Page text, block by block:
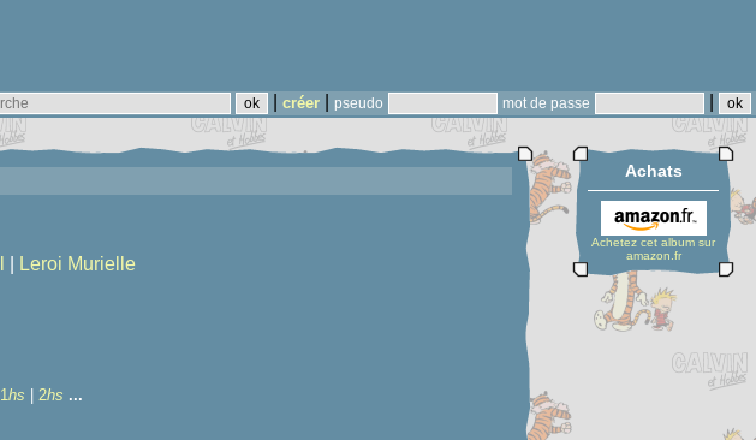
créer pseudo mot de passe
Leroi Murielle
1hs 2hs ...
Achats
Achetez cet album sur
amazon.fr